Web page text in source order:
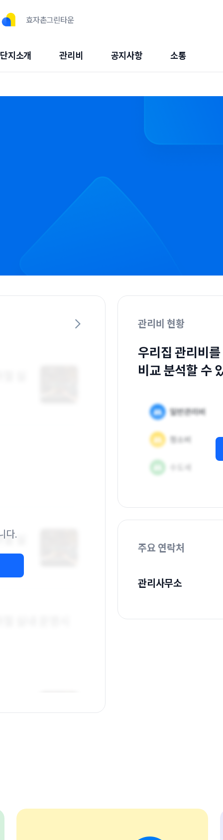
효자촌그린타운
단지소개 관리비 공지사항 소통
다.
관리비 현황
우리집 관리비
비교 분석할 수
주요 연락처
관리사무소